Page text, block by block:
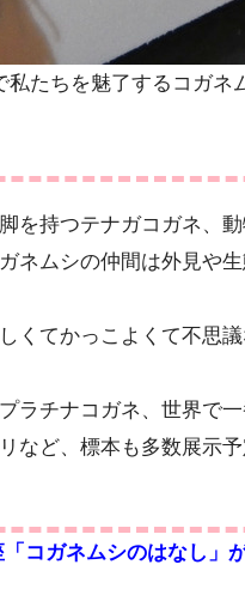
たちを魅了するコガネ
を持つテナガコガネ、
ネムシの仲間は外見や
くてかっこよくて不思
ラチナコガネ、世界で
など、標本も多数展示予
コガネムシのはなし」